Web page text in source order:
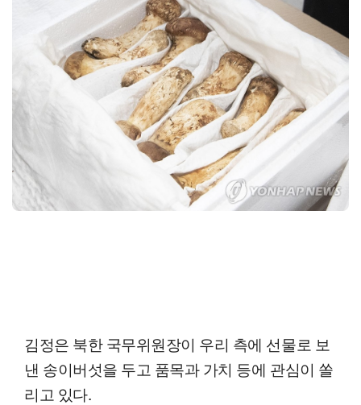
김정은 북한 국무위원장이 우리 측에 선물로 보
낸 송이버섯을 두고 품목과 가치 등에 관심이 쏠
리고 있다.